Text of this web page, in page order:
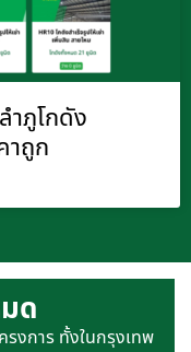
ำภูโกดัง
าถูก
ด
รงการ ทั้งในกรุงเทพ